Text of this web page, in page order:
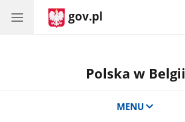
gov.pl
Polska w Belgii
MENU